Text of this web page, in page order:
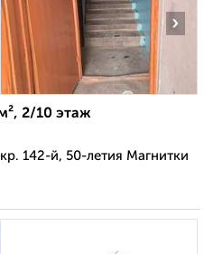
›
2/10 этаж
142-й, 50-летия Магнитки